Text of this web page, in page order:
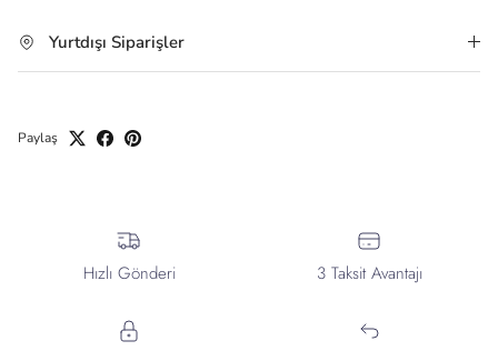
Yurtdışı Siparişler
Paylaş
Hızlı Gönderi 3 Taksit Avantajı